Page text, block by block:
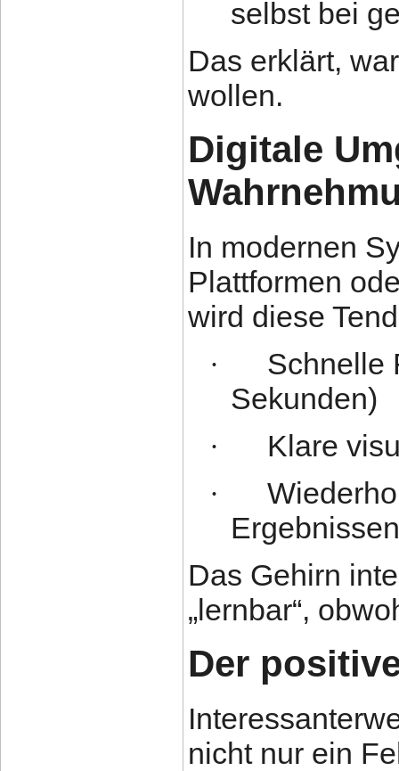
selbst bei
Das erklärt,
wollen.
Digitale
In modernen
Plattformen
wird diese
·
Schnelle
Sekunden)
· Klare
·
Ergebnissen
Das Gehirn
„lernbar“,
Der
nicht nur ein